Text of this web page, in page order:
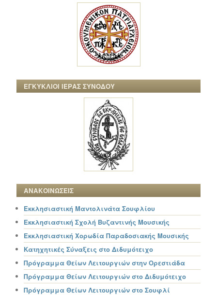
ΕΓΚΥΚΛΙΟΙ ΙΕΡΑΣ ΣΥΝΟΔΟΥ
ΑΝΑΚΟΙΝΩΣΕΙΣ
Εκκλησιαστική Μαντολινάτα Σουφλίου
Εκκλησιαστική Σχολή Βυζαντινής Μουσικής
Εκκλησιαστική Χορωδία Παραδοσιακής Μουσικής
Κατηχητικές Σύναξεις στο Διδυμότειχο
Πρόγραμμα Θείων Λειτουργιών στην Ορεστιάδα
Πρόγραμμα Θείων Λειτουργιών στο Διδυμότειχο
Πρόγραμμα Θείων Λειτουργιών στο Σουφλί